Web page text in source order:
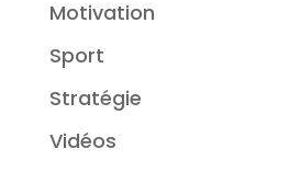
Motivation
Sport
Stratégie
Vidéos